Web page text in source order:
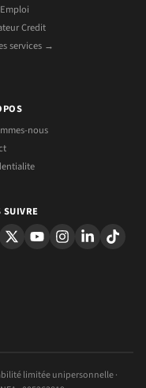
Credit
services →
nous
SUIVRE
limitée unipersonnelle ·